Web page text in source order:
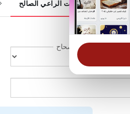
الرئيسية خدمات الراعي الصالح
الإصحاح